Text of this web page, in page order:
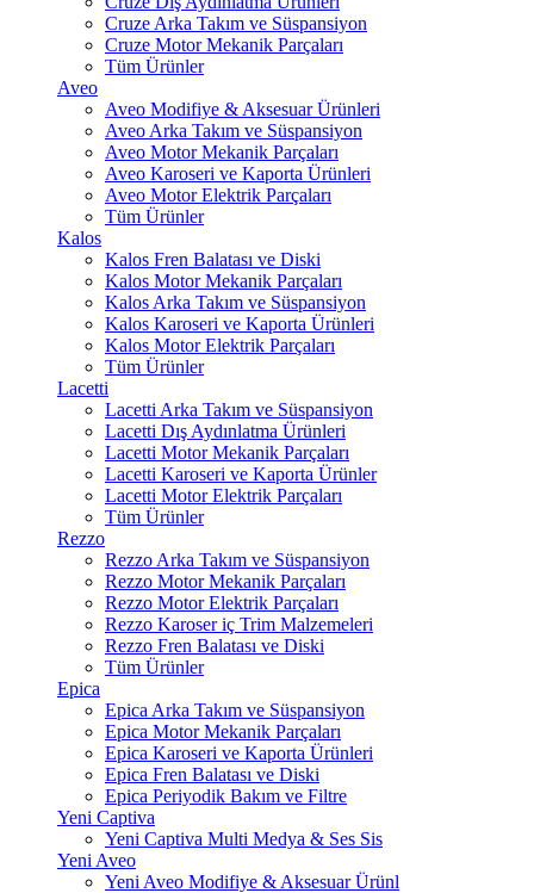
Cruze Arka Takım ve Süspansiyon
Cruze Motor Mekanik Parçaları
Tüm Ürünler
Aveo
Aveo Modifiye & Aksesuar Ürünleri
Aveo Arka Takım ve Süspansiyon
Aveo Motor Mekanik Parçaları
Aveo Karoseri ve Kaporta Ürünleri
Aveo Motor Elektrik Parçaları
Tüm Ürünler
Kalos
Kalos Fren Balatası ve Diski
Kalos Motor Mekanik Parçaları
Kalos Arka Takım ve Süspansiyon
Kalos Karoseri ve Kaporta Ürünleri
Kalos Motor Elektrik Parçaları
Tüm Ürünler
Lacetti
Lacetti Arka Takım ve Süspansiyon
Lacetti Dış Aydınlatma Ürünleri
Lacetti Motor Mekanik Parçaları
Lacetti Karoseri ve Kaporta Ürünler
Lacetti Motor Elektrik Parçaları
Tüm Ürünler
Rezzo
Rezzo Arka Takım ve Süspansiyon
Rezzo Motor Mekanik Parçaları
Rezzo Motor Elektrik Parçaları
Rezzo Karoser iç Trim Malzemeleri
Rezzo Fren Balatası ve Diski
Tüm Ürünler
Epica
Epica Arka Takım ve Süspansiyon
Epica Motor Mekanik Parçaları
Epica Karoseri ve Kaporta Ürünleri
Epica Fren Balatası ve Diski
Epica Periyodik Bakım ve Filtre
Yeni Captiva
Yeni Captiva Multi Medya & Ses Sis
Yeni Aveo
Yeni Aveo Modifiye & Aksesuar Ürünl